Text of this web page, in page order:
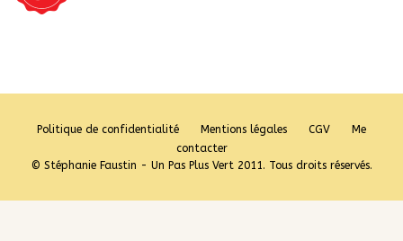
Politique de confidentialité Mentions légales CGV
Me
contacter
© Stéphanie Faustin - Un Pas Plus Vert 2011. Tous droits réservés.